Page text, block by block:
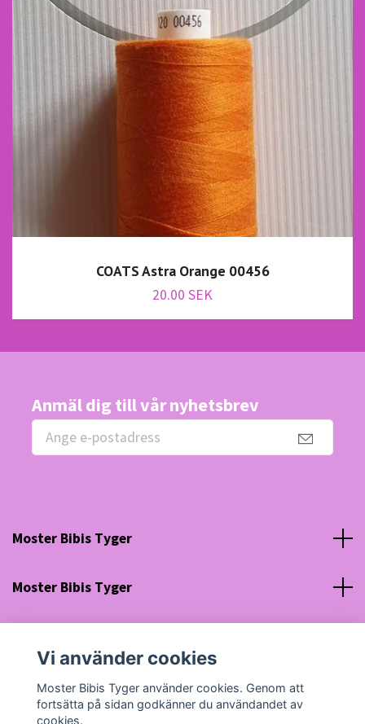
COATS Astra Orange 00456
20.00 SEK
Anmäl dig till vår nyhetsbrev
Moster Bibis Tyger
Moster Bibis Tyger
Org nr: 630910-5945
Vi använder cookies
Moster Bibis Tyger använder cookies. Genom att
fortsätta på sidan godkänner du användandet av
cookies.